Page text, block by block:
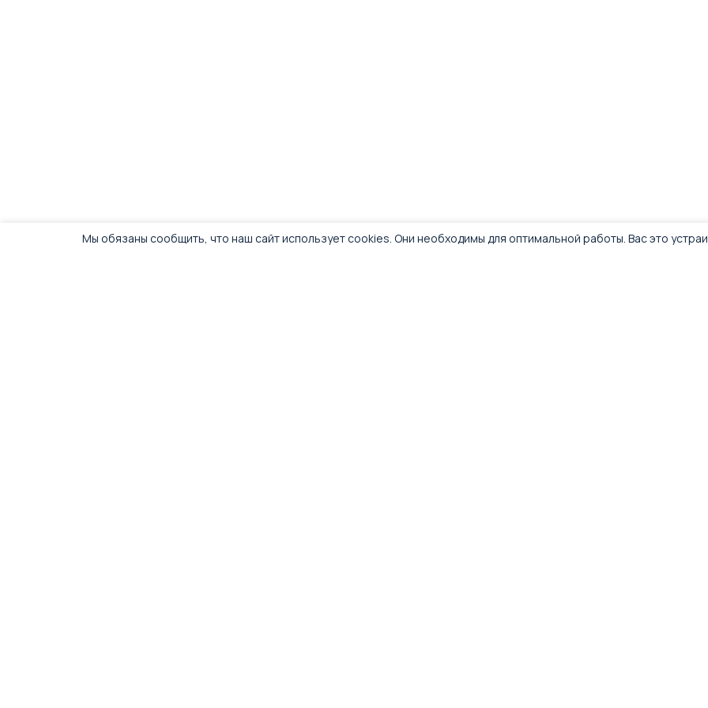
Мы обязаны сообщить, что наш сайт использует cookies. Они необходимы для оптимальной работы. Вас это